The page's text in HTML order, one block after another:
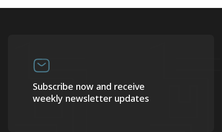
Subscribe now and receive
weekly newsletter updates